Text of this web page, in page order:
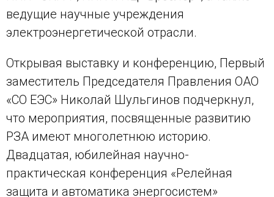
ведущие научные учреждения
электроэнергетической отрасли.
Открывая выставку и конференцию, Первый
заместитель Председателя Правления ОАО
«СО ЕЭС» Николай Шульгинов подчеркнул,
что мероприятия, посвященные развитию
РЗА имеют многолетнюю историю.
Двадцатая, юбилейная научно-
практическая конференция «Релейная
защита и автоматика энергосистем»